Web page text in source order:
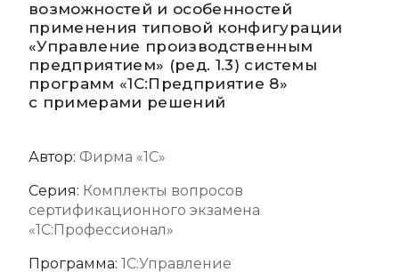
возможностей и особенностей
применения типовой конфигурации
«Управление производственным
предприятием» (ред. 1.3) системы
программ «1С:Предприятие 8»
с примерами решений
Автор: Фирма «1С»
Серия: Комплекты вопросов
сертификационного экзамена
«1С:Профессионал»
Программа: 1С:Управление